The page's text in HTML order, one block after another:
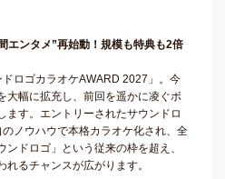
エンタメ”再始動！規模も特典も2倍
ロゴカラオケAWARD 2027」。今
大幅に拡充し、前回を遥かに凌ぐボ
ます。エントリーされたサウンドロ
ノウハウで本格カラオケ化され、全
ドロゴ」という従来の枠を超え、
るチャンスが広がります。